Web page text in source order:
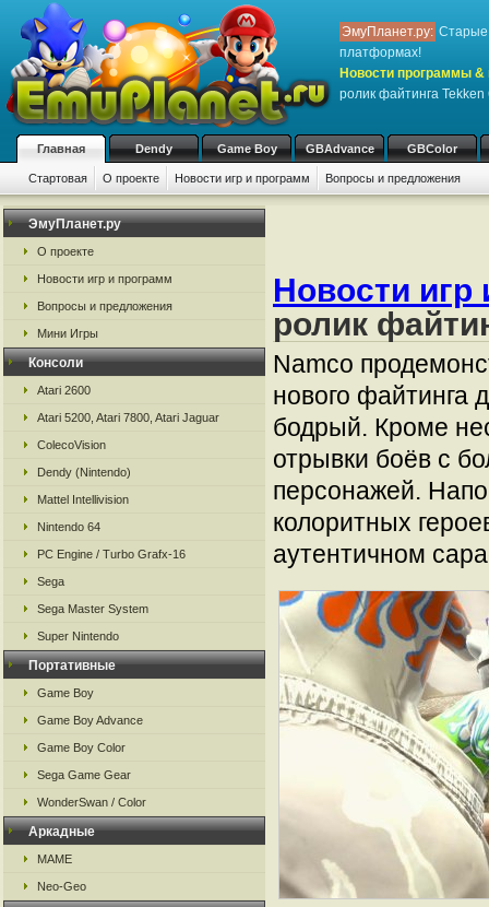
ЭмуПланет.ру: Старые
платформах!
Новости программы &
ролик файтинга Tekken
Главная Dendy Game Boy GBAdvance GBColor
Стартовая О проекте Новости игр и программ Вопросы и предложения
ЭмуПланет.ру
О проекте
Новости игр и программ
Вопросы и предложения
Мини Игры
Консоли
Atari 2600
Atari 5200, Atari 7800, Atari Jaguar
ColecoVision
Dendy (Nintendo)
Mattel Intellivision
Nintendo 64
PC Engine / Turbo Grafx-16
Sega
Sega Master System
Super Nintendo
Портативные
Game Boy
Game Boy Advance
Game Boy Color
Sega Game Gear
WonderSwan / Color
Аркадные
MAME
Neo-Geo
Новости игр
ролик
Namco
нового файтинга
бодрый. Кроме
отрывки боёв с
персонажей.
колоритных
аутентичном